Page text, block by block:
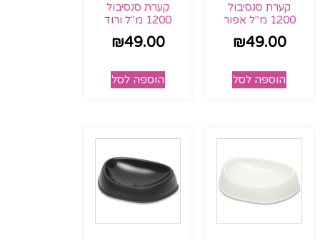
קערת סנסיבול
1200 מ"ל אפור
₪49.00
הוספה לסל
קערת סנסיבול
1200 מ"ל ורוד
₪49.00
הוספה לסל